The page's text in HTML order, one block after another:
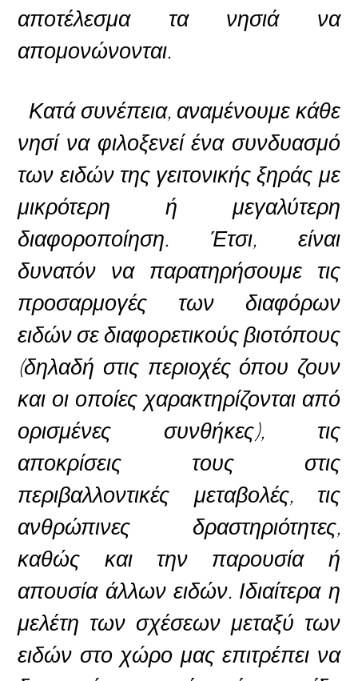
αποτέλεσμα τα νησιά να
απομονώνονται.
Κατά συνέπεια, αναμένουμε κάθε
νησί να φιλοξενεί ένα συνδυασμό
των ειδών της γειτονικής ξηράς με
μικρότερη ή μεγαλύτερη
διαφοροποίηση. Έτσι, είναι
δυνατόν να παρατηρήσουμε τις
προσαρμογές των διαφόρων
ειδών σε διαφορετικούς βιοτόπους
(δηλαδή στις περιοχές όπου ζουν
και οι οποίες χαρακτηρίζονται από
ορισμένες συνθήκες), τις
αποκρίσεις τους στις
περιβαλλοντικές μεταβολές, τις
ανθρώπινες δραστηριότητες,
καθώς και την παρουσία ή
απουσία άλλων ειδών. Ιδιαίτερα η
μελέτη των σχέσεων μεταξύ των
ειδών στο χώρο μας επιτρέπει να